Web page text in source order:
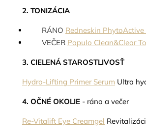
2. TONIZÁCIA
RÁNO Redneskin PhytoActive
VEČER Papulo Clean&Clear
3. CIELENÁ STAROSTLIVOSŤ
Hydro-Lifting Primer Serum Ultra
4. OČNÉ OKOLIE - ráno a večer
Re-Vitalift Eye Creamgel